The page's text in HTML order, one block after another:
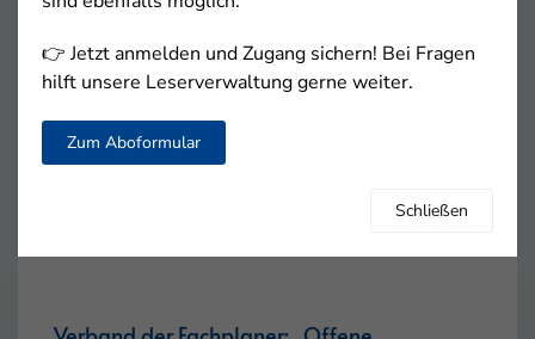
Salzburg widmen. Dabei bietet Österreichs g…
Weitere News
👉 Jetzt anmelden und Zugang sichern! Bei Fragen
hilft unsere Leserverwaltung gerne weiter.
Zum Aboformular
Schließen